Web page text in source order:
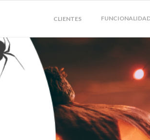
CLIENTES